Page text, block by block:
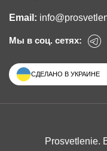
Email:
Мы в соц. сетях:
СДЕЛАНО В УКРАИНЕ
Prosvetlenie.